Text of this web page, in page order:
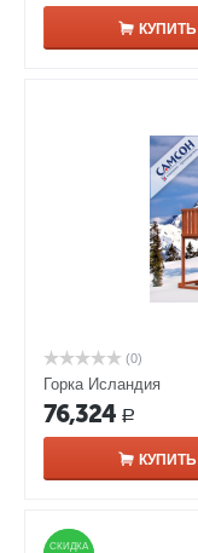
КУПИТЬ
(0)
Горка Исландия
76,324 Р
КУПИТЬ
СКИДКА
СКИДКА